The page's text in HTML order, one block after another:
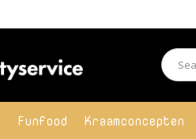
Funfood Kraamconcepten